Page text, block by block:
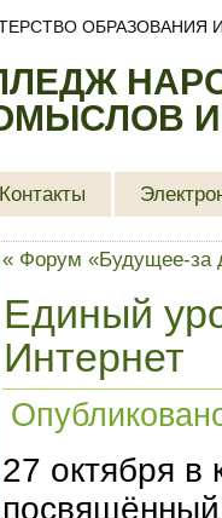
ОБРАЗОВАНИЯ
Контакты
« Форум «Будущее-за
Единый
Интернет
27 октября